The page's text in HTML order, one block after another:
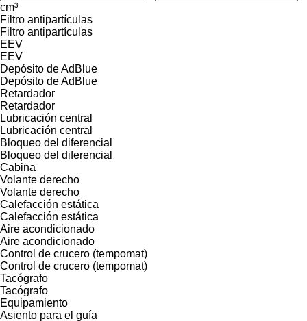
cm³
Filtro antipartículas
Filtro antipartículas
EEV
EEV
Depósito de AdBlue
Depósito de AdBlue
Retardador
Retardador
Lubricación central
Lubricación central
Bloqueo del diferencial
Bloqueo del diferencial
Cabina
Volante derecho
Volante derecho
Calefacción estática
Calefacción estática
Aire acondicionado
Aire acondicionado
Control de crucero (tempomat)
Control de crucero (tempomat)
Tacógrafo
Tacógrafo
Equipamiento
Asiento para el guía